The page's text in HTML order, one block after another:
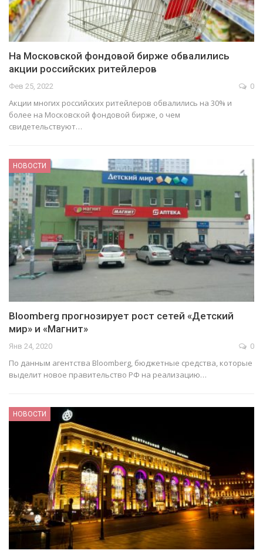
На Московской фондовой бирже обвалились
акции российских ритейлеров
Фев 25, 2022 0
Акции многих российских ритейлеров обвалились на 30% и
более на Московской фондовой бирже, о чем
свидетельствуют…
НОВОСТИ
Bloomberg прогнозирует рост сетей «Детский
мир» и «Магнит»
Янв 24, 2020 0
По дан­ным агент­ства Bloomberg, бюд­жет­ные сред­ства, кото­рые
выде­лит новое пра­ви­тельство РФ на реа­ли­за­цию…
НОВОСТИ